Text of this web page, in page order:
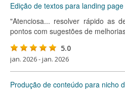
Edição de textos para landing
"Atenciosa... resolver rápido as
pontos com sugestões de
5.0
jan. 2026 - jan. 2026
Produção de conteúdo para nicho